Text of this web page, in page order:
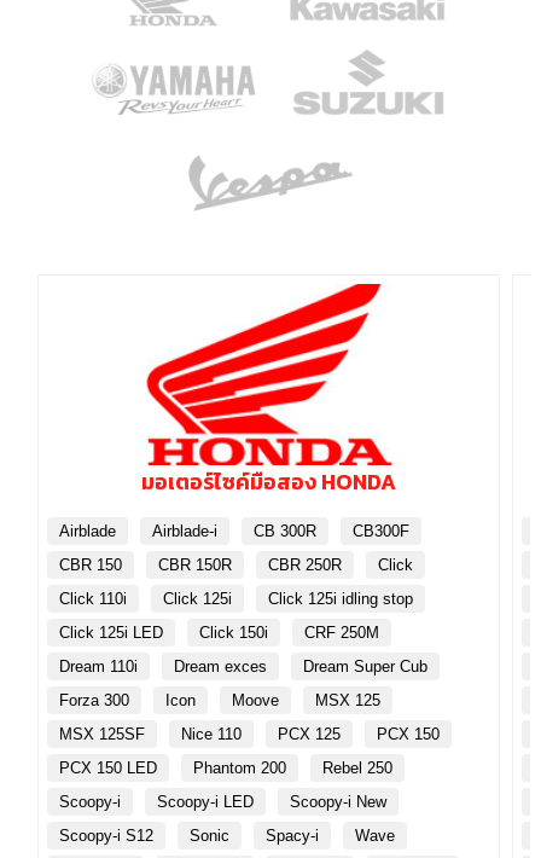
มอเตอร์ไซค์มือสอง HONDA
Airblade Airblade-i CB 300R
CB300F
CBR 150
CBR 150R CBR 250R
Click
Click 110i
Click 125i
Click 125i idling stop
Click 125i LED
Click 150i
CRF 250M
Dream 110i
Dream exces
Dream Super Cub
Forza 300
Icon Moove
MSX 125
MSX 125SF
Nice 110 PCX 125
PCX 150
PCX 150 LED
Phantom 200
Rebel 250
Scoopy-i
Scoopy-i LED
Scoopy-i New
Scoopy-i S12
Sonic Spacy-i
Wave